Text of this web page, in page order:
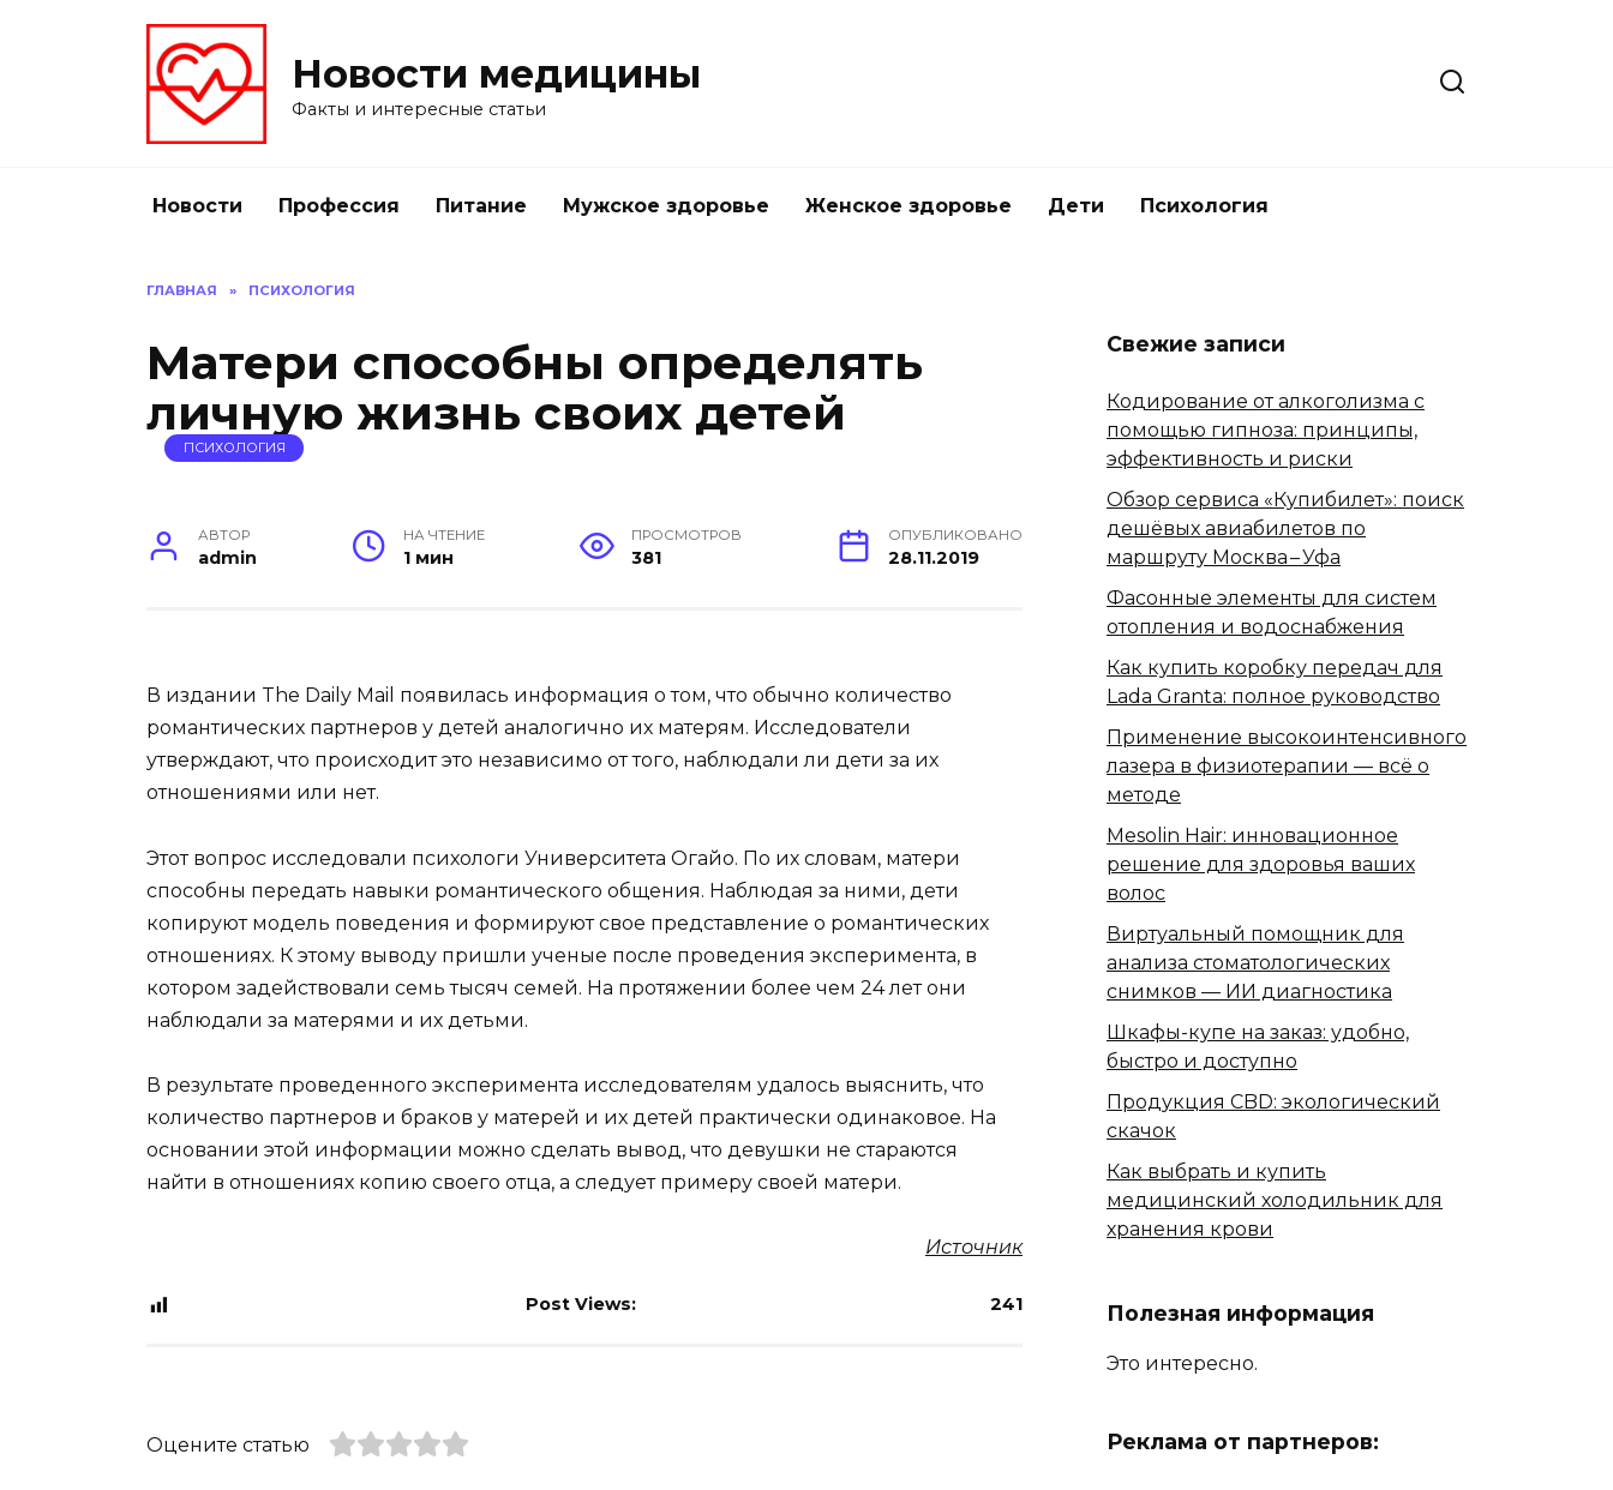
Новости медицины
Факты и интересные статьи
Новости Профессия Питание Мужское здоровье Женское здоровье Дети Психология
ГЛАВНАЯ » ПСИХОЛОГИЯ
Матери способны определять
личную жизнь своих детей
ПСИХОЛОГИЯ
АВТОР
admin
НА ЧТЕНИЕ
1 мин
ПРОСМОТРОВ
381
ОПУБЛИКОВАНО
28.11.2019
В издании The Daily Mail появилась информация о том, что обычно количество
романтических партнеров у детей аналогично их матерям. Исследователи
утверждают, что происходит это независимо от того, наблюдали ли дети за их
отношениями или нет.
Этот вопрос исследовали психологи Университета Огайо. По их словам, матери
способны передать навыки романтического общения. Наблюдая за ними, дети
копируют модель поведения и формируют свое представление о романтических
отношениях. К этому выводу пришли ученые после проведения эксперимента, в
котором задействовали семь тысяч семей. На протяжении более чем 24 лет они
наблюдали за матерями и их детьми.
В результате проведенного эксперимента исследователям удалось выяснить, что
количество партнеров и браков у матерей и их детей практически одинаковое. На
основании этой информации можно сделать вывод, что девушки не стараются
найти в отношениях копию своего отца, а следует примеру своей матери.
Источник
Post Views: 241
Оцените статью
Свежие записи
Кодирование от алкоголизма с
помощью гипноза: принципы,
эффективность и риски
Обзор сервиса «Купибилет»: поиск
дешёвых авиабилетов по
маршруту Москва – Уфа
Фасонные элементы для систем
отопления и водоснабжения
Как купить коробку передач для
Lada Granta: полное руководство
Применение высокоинтенсивного
лазера в физиотерапии — всё о
методе
Mesolin Hair: инновационное
решение для здоровья ваших
волос
Виртуальный помощник для
анализа стоматологических
снимков — ИИ диагностика
Шкафы-купе на заказ: удобно,
быстро и доступно
Продукция CBD: экологический
скачок
Как выбрать и купить
медицинский холодильник для
хранения крови
Полезная информация
Это интересно.
Реклама от партнеров: